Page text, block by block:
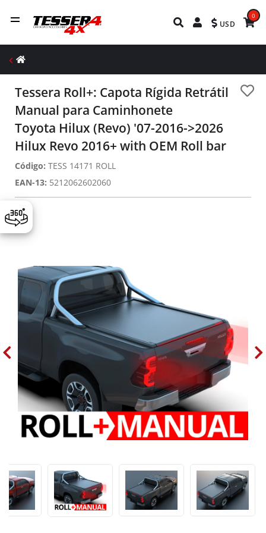
USD
0
Tessera Roll+: Capota Rígida Retrátil
Manual para Caminhonete
Toyota Hilux (Revo) '07-2016->2026
Hilux Revo 2016+ with OEM Roll bar
Código: TESS 14171 ROLL
EAN-13: 5212062602060